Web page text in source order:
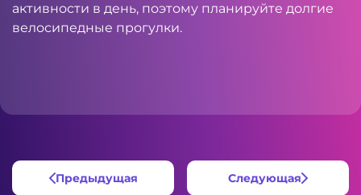
активности в день, поэтому планируйте долгие
велосипедные прогулки.
Предыдущая Следующая